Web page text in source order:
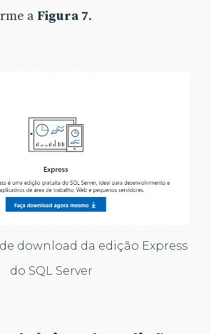
a Figura 7.
download da edição Express
do SQL Server